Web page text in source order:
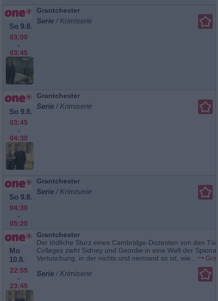
So 9.8.
03:00
-
03:45
Grantchester
Serie / Krimiserie
So 9.8.
03:45
-
04:30
Grantchester
Serie / Krimiserie
So 9.8.
04:30
-
05:20
Grantchester
Serie / Krimiserie
Mo
10.8.
22:55
-
23:45
Grantchester
Der tödliche Sturz eines Cambridge-Dozenten von den
Colleges zieht Sidney und Geordie in eine Welt der
Vertuschung, in der nichts und niemand so ist, wie...
Serie / Krimiserie